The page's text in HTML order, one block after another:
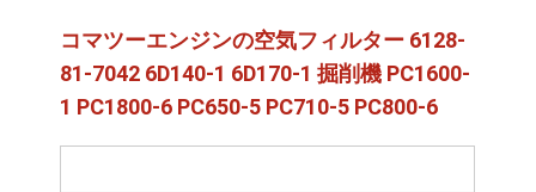
コマツーエンジンの空気フィルター 6128-
81-7042 6D140-1 6D170-1 掘削機 PC1600-
1 PC1800-6 PC650-5 PC710-5 PC800-6